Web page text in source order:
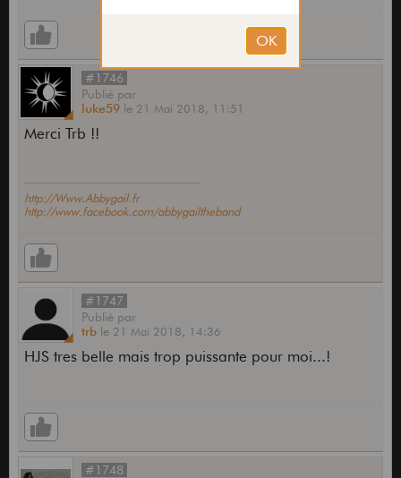
#1746
Publié par
luke59 le 21 Mai 2018, 11:51
Merci Trb !!
http://Www.Abbygail.fr
http://www.facebook.com/abbygailtheband
#1747
Publié par
trb le 21 Mai 2018, 14:36
HJS tres belle mais trop puissante pour moi...!
#1748